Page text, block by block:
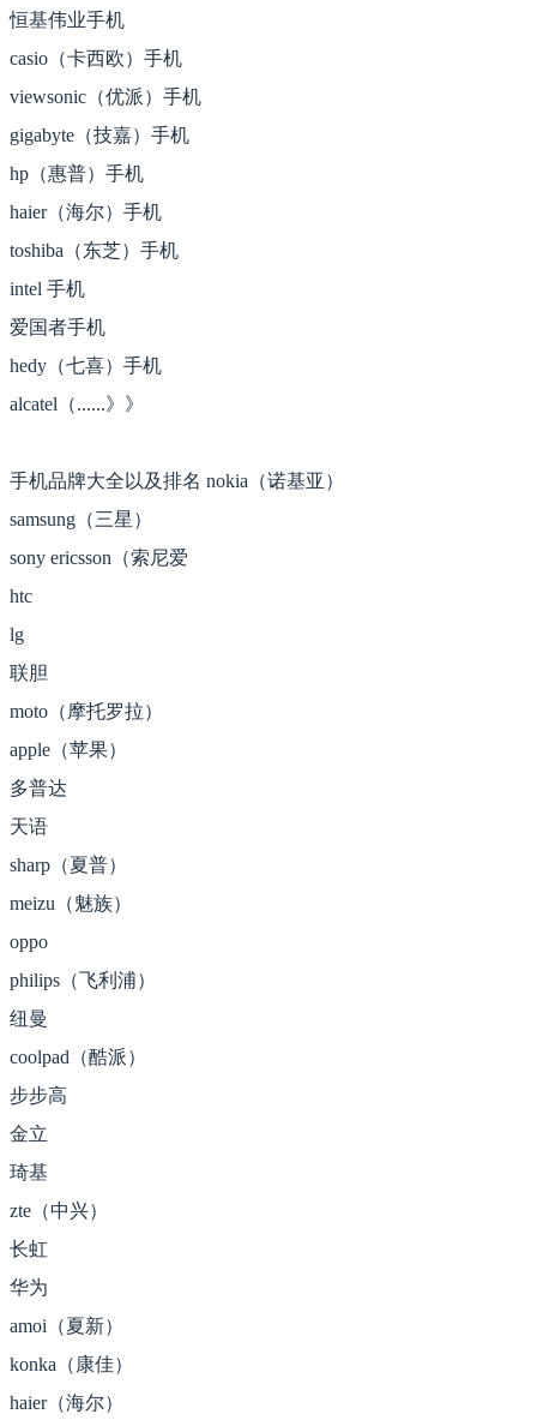
恒基伟业手机
casio（卡西欧）手机
viewsonic（优派）手机
gigabyte（技嘉）手机
hp（惠普）手机
haier（海尔）手机
toshiba（东芝）手机
intel 手机
爱国者手机
hedy（七喜）手机
alcatel（......》》
手机品牌大全以及排名 nokia（诺基亚）
samsung（三星）
sony ericsson（索尼爱
htc
lg
联胆
moto（摩托罗拉）
apple（苹果）
多普达
天语
sharp（夏普）
meizu（魅族）
oppo
philips（飞利浦）
纽曼
coolpad（酷派）
步步高
金立
琦基
zte（中兴）
长虹
华为
amoi（夏新）
konka（康佳）
haier（海尔）